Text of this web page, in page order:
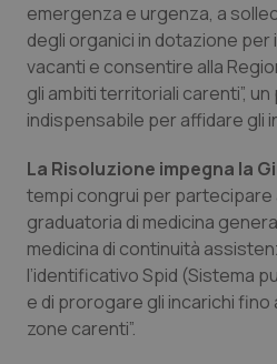
Calabria
Campania
Emilia-Romagna
Friuli Venezia Giulia
Lazio
Liguria
Asma & BPCO
Car-T
Colesterolo &
Dermatite Atopica
Diabete & glucometri
Disturbi dell’umore
emergenza e urgenza, a
degli organici in dotazione per
vacanti e consentire alla
gli ambiti territoriali carenti”,
indispensabile per affidare gli
La Risoluzione impegna la
tempi congrui per partecipare
graduatoria di medicina
medicina di continuità
l’identificativo Spid (Sistema
e di prorogare gli incarichi
zone carenti”.